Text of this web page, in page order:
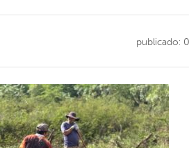
publicado: